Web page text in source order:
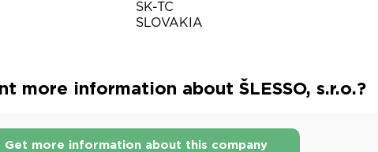
SK-TC
SLOVAKIA
more information about ŠLESSO, s.r.o.?
Get more information about this company